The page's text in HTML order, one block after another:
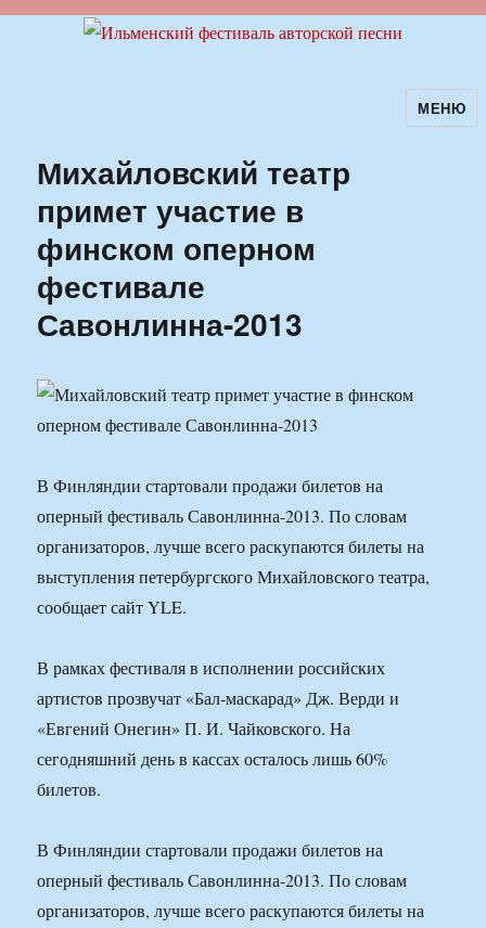
Ильменский фестиваль авторскойМЕНЮ
Михайловский театр
примет участие в
финском оперном
фестивале
Савонлинна-2013
В Финляндии стартовали продажи билетов на
оперный фестиваль Савонлинна-2013. По словам
организаторов, лучше всего раскупаются билеты на
выступления петербургского Михайловского театра,
сообщает сайт YLE.
В рамках фестиваля в исполнении российских
артистов прозвучат «Бал-маскарад» Дж. Верди и
«Евгений Онегин» П. И. Чайковского. На
сегодняшний день в кассах осталось лишь 60%
билетов.
В Финляндии стартовали продажи билетов на
оперный фестиваль Савонлинна-2013. По словам
организаторов, лучше всего раскупаются билеты на